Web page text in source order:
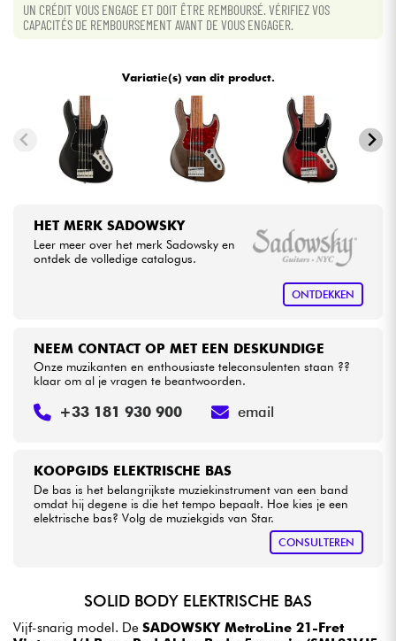
UN CRÉDIT VOUS ENGAGE ET DOIT ÊTRE REMBOURSÉ. VÉRIFIEZ VOS
CAPACITÉS DE REMBOURSEMENT AVANT DE VOUS ENGAGER.
Variatie(s) van dit product.
HET MERK SADOWSKY
Leer meer over het merk Sadowsky en
ontdek de volledige catalogus.
ONTDEKKEN
KOOPGIDS ELEKTRISCHE BAS
De bas is het belangrijkste muziekinstrument van een band
omdat hij degene is die het tempo bepaalt. Hoe kies je een
elektrische bas? Volg de muziekgids van Star.
CONSULTEREN
NEEM CONTACT OP MET EEN DESKUNDIGE
Onze muzikanten en enthousiaste teleconsulenten staan ??
klaar om al je vragen te beantwoorden.
+33 181 930 900 email
SOLID BODY ELEKTRISCHE BAS
Vijf-snarig model. De SADOWSKY MetroLine 21-Fret